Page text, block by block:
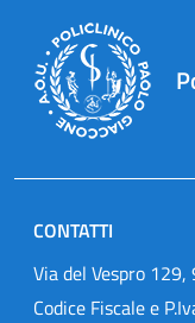
CONTATTI
Via del Vespro
Codice Fiscale e